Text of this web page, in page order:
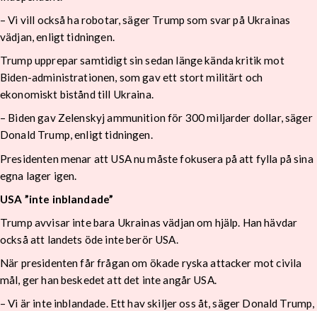
– Vi vill också ha robotar, säger Trump som svar på Ukrainas
vädjan, enligt tidningen.
Trump upprepar samtidigt sin sedan länge kända kritik mot
Biden-administrationen, som gav ett stort militärt och
ekonomiskt bistånd till Ukraina.
– Biden gav Zelenskyj ammunition för 300 miljarder dollar, säger
Donald Trump, enligt tidningen.
Presidenten menar att USA nu måste fokusera på att fylla på sina
egna lager igen.
USA ”inte inblandade”
Trump avvisar inte bara Ukrainas vädjan om hjälp. Han hävdar
också att landets öde inte berör USA.
När presidenten får frågan om ökade ryska attacker mot civila
mål, ger han beskedet att det inte angår USA.
– Vi är inte inblandade. Ett hav skiljer oss åt, säger Donald Trump,